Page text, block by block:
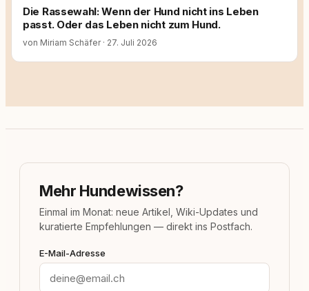
Die Rassewahl: Wenn der Hund nicht ins Leben
passt. Oder das Leben nicht zum Hund.
von Miriam Schäfer · 27. Juli 2026
Mehr Hundewissen?
Einmal im Monat: neue Artikel, Wiki-Updates und
kuratierte Empfehlungen — direkt ins Postfach.
E-Mail-Adresse